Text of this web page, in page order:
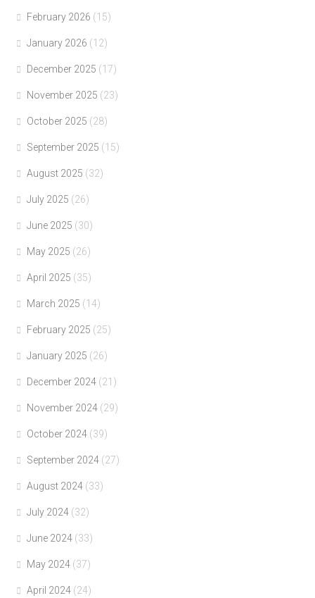
February 2026 (15)
January 2026 (12)
December 2025 (17)
November 2025 (23)
October 2025 (28)
September 2025 (15)
August 2025 (32)
July 2025 (26)
June 2025 (30)
May 2025 (26)
April 2025 (35)
March 2025 (14)
February 2025 (25)
January 2025 (26)
December 2024 (21)
November 2024 (29)
October 2024 (39)
September 2024 (27)
August 2024 (33)
July 2024 (32)
June 2024 (33)
May 2024 (37)
April 2024 (24)